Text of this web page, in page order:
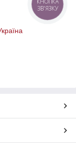
КНОПКА
ЗВ'ЯЗКУ